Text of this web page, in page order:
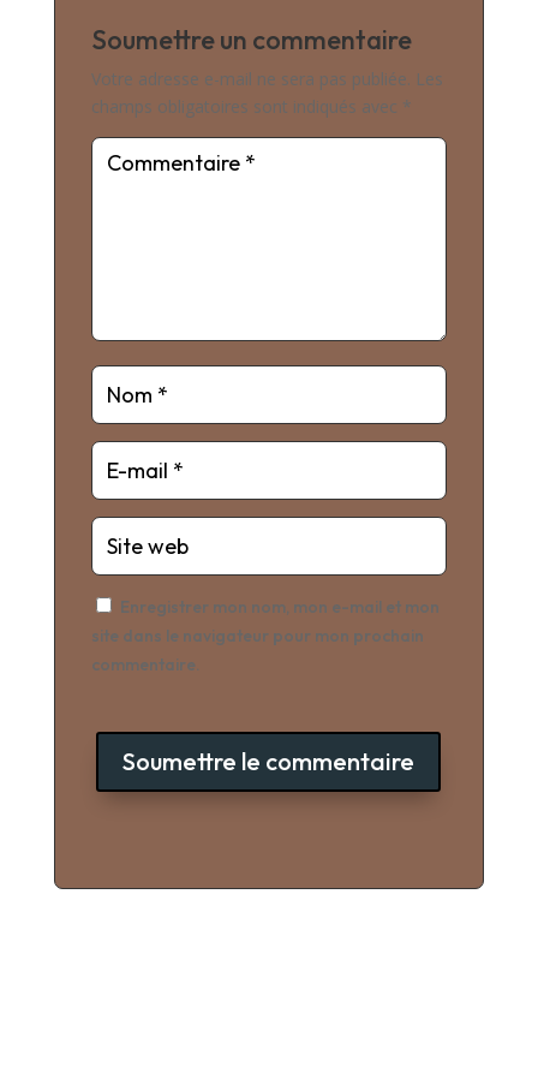
Soumettre un commentaire
Votre adresse e-mail ne sera pas publiée. Les
champs obligatoires sont indiqués avec *
Enregistrer mon nom, mon e-mail et mon
site dans le navigateur pour mon prochain
commentaire.
Soumettre le commentaire